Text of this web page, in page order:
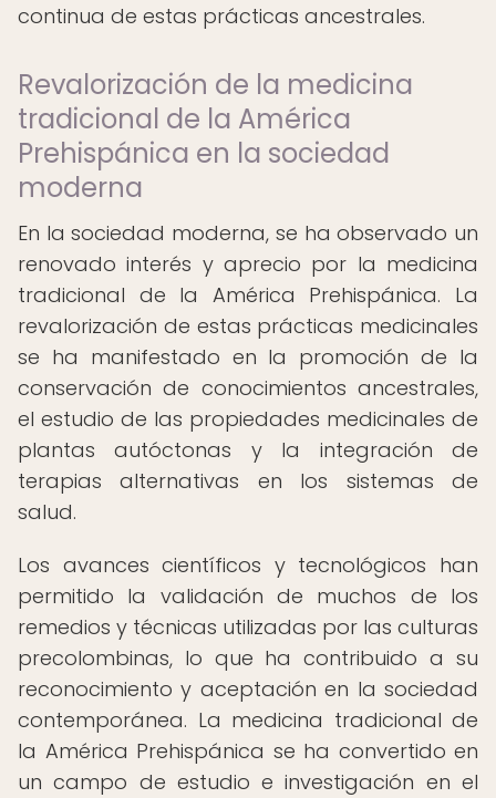
continua de estas prácticas ancestrales.
Revalorización de la medicina
tradicional de la América
Prehispánica en la sociedad
moderna
En la sociedad moderna, se ha observado un
renovado interés y aprecio por la medicina
tradicional de la América Prehispánica. La
revalorización de estas prácticas medicinales
se ha manifestado en la promoción de la
conservación de conocimientos ancestrales,
el estudio de las propiedades medicinales de
plantas autóctonas y la integración de
terapias alternativas en los sistemas de
salud.
Los avances científicos y tecnológicos han
permitido la validación de muchos de los
remedios y técnicas utilizadas por las culturas
precolombinas, lo que ha contribuido a su
reconocimiento y aceptación en la sociedad
contemporánea. La medicina tradicional de
la América Prehispánica se ha convertido en
un campo de estudio e investigación en el